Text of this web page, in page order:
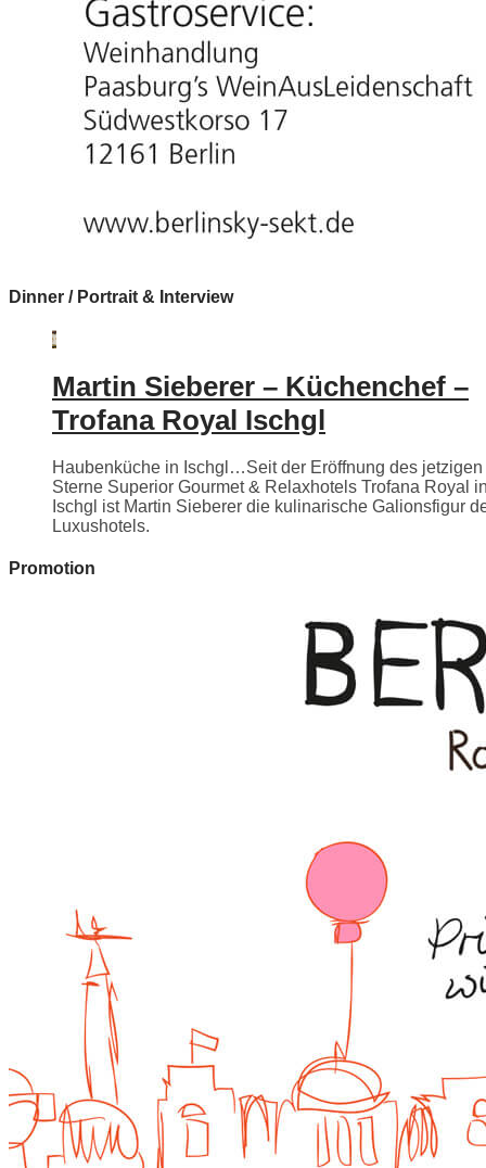
Dinner / Portrait & Interview
Martin Sieberer – Küchenchef –
Trofana Royal Ischgl
Haubenküche in Ischgl…Seit der Eröffnung des jetzigen
Sterne Superior Gourmet & Relaxhotels Trofana Royal
Ischgl ist Martin Sieberer die kulinarische Galionsfigur
Luxushotels.
Promotion